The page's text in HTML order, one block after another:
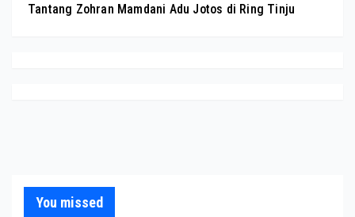
Tantang Zohran Mamdani Adu Jotos di Ring Tinju
You missed